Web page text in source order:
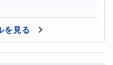
知りたいこと
を見る